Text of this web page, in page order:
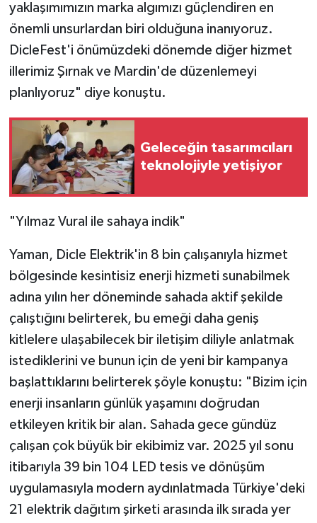
yaklaşımımızın marka algımızı güçlendiren en
önemli unsurlardan biri olduğuna inanıyoruz.
DicleFest'i önümüzdeki dönemde diğer hizmet
illerimiz Şırnak ve Mardin'de düzenlemeyi
planlıyoruz" diye konuştu.
Geleceğin tasarımcıları
teknolojiyle yetişiyor
"Yılmaz Vural ile sahaya indik"
Yaman, Dicle Elektrik'in 8 bin çalışanıyla hizmet
bölgesinde kesintisiz enerji hizmeti sunabilmek
adına yılın her döneminde sahada aktif şekilde
çalıştığını belirterek, bu emeği daha geniş
kitlelere ulaşabilecek bir iletişim diliyle anlatmak
istediklerini ve bunun için de yeni bir kampanya
başlattıklarını belirterek şöyle konuştu: "Bizim için
enerji insanların günlük yaşamını doğrudan
etkileyen kritik bir alan. Sahada gece gündüz
çalışan çok büyük bir ekibimiz var. 2025 yıl sonu
itibarıyla 39 bin 104 LED tesis ve dönüşüm
uygulamasıyla modern aydınlatmada Türkiye'deki
21 elektrik dağıtım şirketi arasında ilk sırada yer